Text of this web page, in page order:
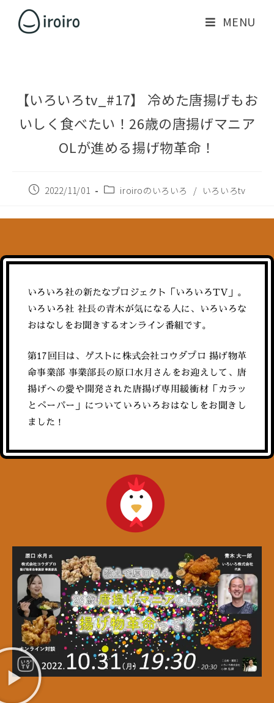
MENU
【いろいろtv_#17】 冷めた唐揚げもお
いしく食べたい！26歳の唐揚げマニア
OLが進める揚げ物革命！
2022/11/01 iroiroのいろいろ / いろいろtv
いろいろ社の新たなプロジェクト「いろいろTV」。
いろいろ社 社長の青木が気になる人に、いろいろな
おはなしをお聞きするオンライン番組です。
第17回目は、 ゲストに株式会社コウダプロ 揚げ物革
命事業部 事業部長の原口水月さんをお迎えして、唐
揚げへの愛や開発された唐揚げ専用緩衝材「カラッ
とペーパー」についていろいろおはなしをお聞きし
ました！